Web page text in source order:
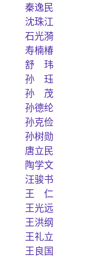
秦逸民
沈珠江
石光漪
寿楠椿
舒 玮
孙 珏
孙 茂
孙德纶
孙克俭
孙树勋
唐立民
陶学文
汪骏书
王 仁
王光远
王洪纲
王礼立
王良国